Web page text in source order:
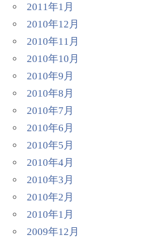
2011年1月
2010年12月
2010年11月
2010年10月
2010年9月
2010年8月
2010年7月
2010年6月
2010年5月
2010年4月
2010年3月
2010年2月
2010年1月
2009年12月